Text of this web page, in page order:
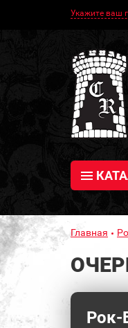
Укажите ваш
Главная
Рок-